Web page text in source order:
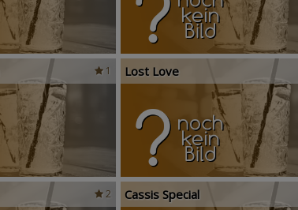
1 Lost Love
2 Cassis Special